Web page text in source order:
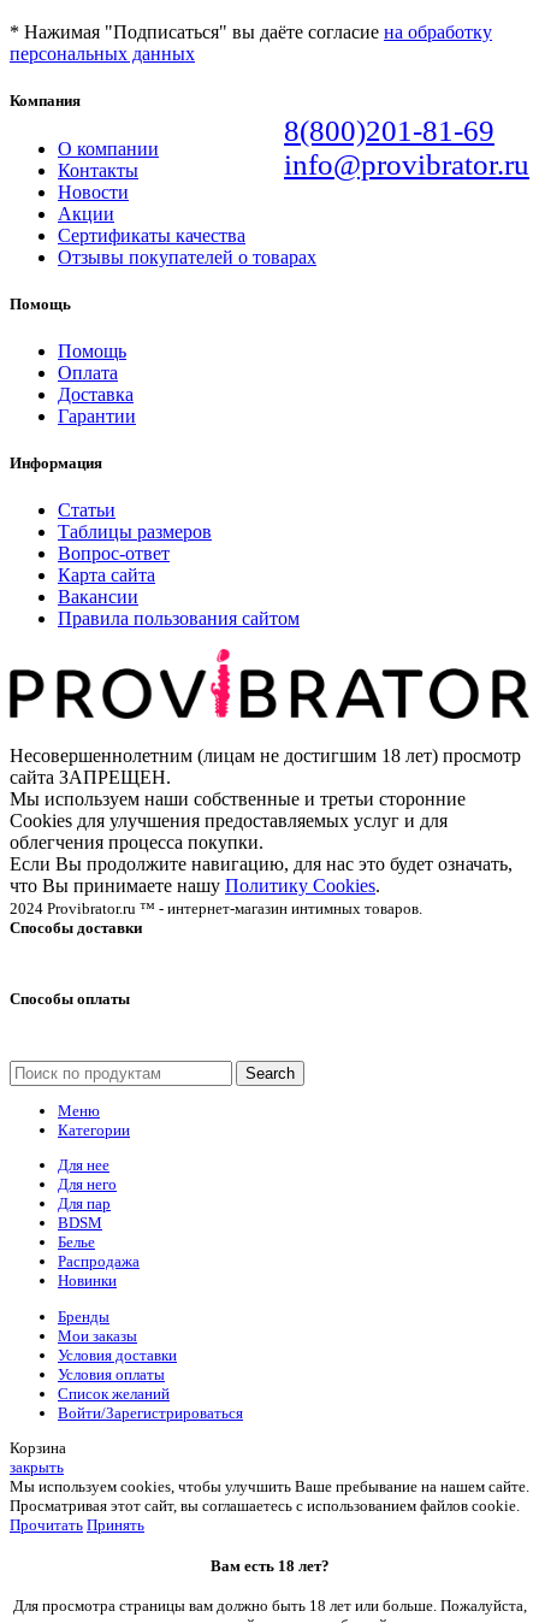
* Нажимая "Подписаться" вы даёте согласие на обработку
персональных данных
8(800)201-81-69
info@provibrator.ru
Компания
О компании
Контакты
Новости
Акции
Сертификаты качества
Отзывы покупателей о товарах
Помощь
Помощь
Оплата
Доставка
Гарантии
Информация
Статьи
Таблицы размеров
Вопрос-ответ
Карта сайта
Вакансии
Правила пользования сайтом
Несовершеннолетним (лицам не достигшим 18 лет) просмотр
сайта ЗАПРЕЩЕН.
Мы используем наши собственные и третьи сторонние
Cookies для улучшения предоставляемых услуг и для
облегчения процесса покупки.
Если Вы продолжите навигацию, для нас это будет означать,
что Вы принимаете нашу Политику Cookies.
2024 Provibrator.ru ™ - интернет-магазин интимных товаров.
Способы доставки
Способы оплаты
Search
Меню
Категории
Для нее
Для него
Для пар
BDSM
Белье
Распродажа
Новинки
Бренды
Мои заказы
Условия доставки
Условия оплаты
Список желаний
Войти/Зарегистрироваться
Корзина
закрыть
Мы используем cookies, чтобы улучшить Ваше пребывание на нашем сайте.
Просматривая этот сайт, вы соглашаетесь с использованием файлов cookie.
Прочитать Принять
Вам есть 18 лет?
Для просмотра страницы вам должно быть 18 лет или больше. Пожалуйста,